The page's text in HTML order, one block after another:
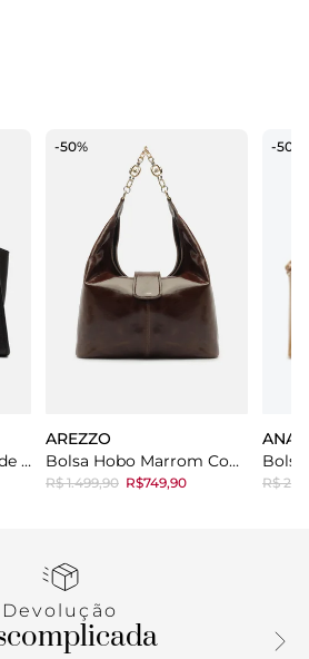
Bolsa Tote Preta Grande Logo Perfurado
-50%
AREZZO
Bolsa Hobo Marrom Couro Grande Corrente Elos
R$ 1.499,90 R$749,90
-50%
R$
Devolução